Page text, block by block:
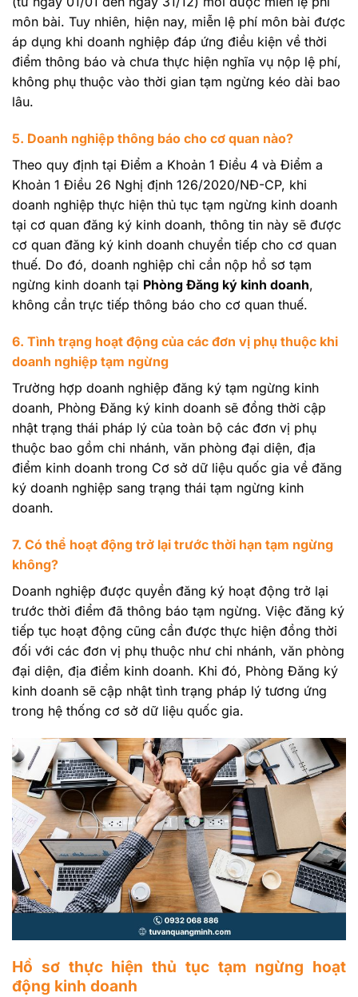
môn bài. Tuy nhiên, hiện nay, miễn lệ phí môn bài được
áp dụng khi doanh nghiệp đáp ứng điều kiện về thời
điểm thông báo và chưa thực hiện nghĩa vụ nộp lệ phí,
không phụ thuộc vào thời gian tạm ngừng kéo dài bao
lâu.
5. Doanh nghiệp thông báo cho cơ quan nào?
Theo quy định tại Điểm a Khoản 1 Điều 4 và Điểm a
Khoản 1 Điều 26 Nghị định 126/2020/NĐ-CP, khi
doanh nghiệp thực hiện thủ tục tạm ngừng kinh doanh
tại cơ quan đăng ký kinh doanh, thông tin này sẽ được
cơ quan đăng ký kinh doanh chuyển tiếp cho cơ quan
thuế. Do đó, doanh nghiệp chỉ cần nộp hồ sơ tạm
ngừng kinh doanh tại Phòng Đăng ký kinh doanh,
không cần trực tiếp thông báo cho cơ quan thuế.
6. Tình trạng hoạt động của các đơn vị phụ thuộc khi
doanh nghiệp tạm ngừng
Trường hợp doanh nghiệp đăng ký tạm ngừng kinh
doanh, Phòng Đăng ký kinh doanh sẽ đồng thời cập
nhật trạng thái pháp lý của toàn bộ các đơn vị phụ
thuộc bao gồm chi nhánh, văn phòng đại diện, địa
điểm kinh doanh trong Cơ sở dữ liệu quốc gia về đăng
ký doanh nghiệp sang trạng thái tạm ngừng kinh
doanh.
7. Có thể hoạt động trở lại trước thời hạn tạm ngừng
không?
Doanh nghiệp được quyền đăng ký hoạt động trở lại
trước thời điểm đã thông báo tạm ngừng. Việc đăng ký
tiếp tục hoạt động cũng cần được thực hiện đồng thời
đối với các đơn vị phụ thuộc như chi nhánh, văn phòng
đại diện, địa điểm kinh doanh. Khi đó, Phòng Đăng ký
kinh doanh sẽ cập nhật tình trạng pháp lý tương ứng
trong hệ thống cơ sở dữ liệu quốc gia.
Hồ sơ thực hiện thủ tục tạm ngừng hoạt
động kinh doanh